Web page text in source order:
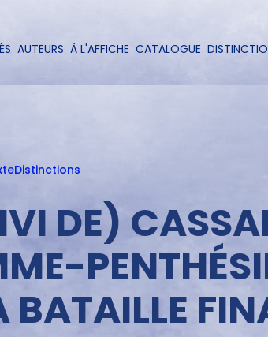
contenu
AUTEURS À L'AFFICHE CATALOGUE
Distinctions
DE)
BATAILLE